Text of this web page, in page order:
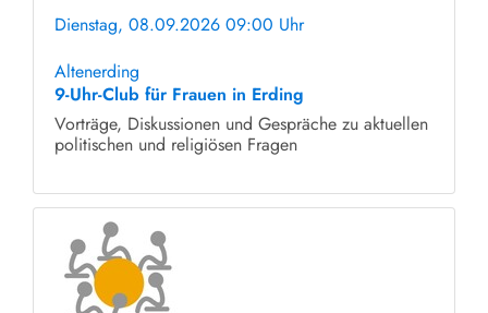
Dienstag, 08.09.2026 09:00 Uhr
Altenerding
9-Uhr-Club für Frauen in Erding
Vorträge, Diskussionen und Gespräche zu aktuellen
politischen und religiösen Fragen